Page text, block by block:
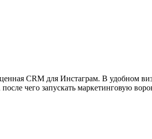
CRM для Инстаграм. В удобном
чего запускать маркетинговую